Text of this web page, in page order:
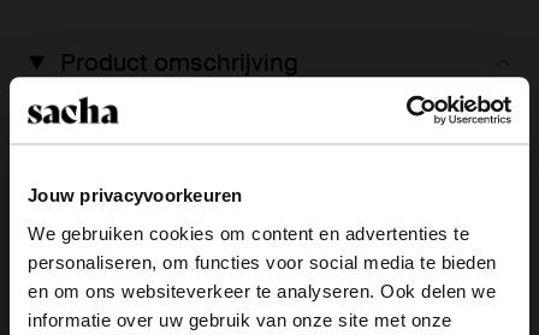
Jouw privacyvoorkeuren
We gebruiken cookies om content en advertenties te
personaliseren, om functies voor social media te bieden
en om ons websiteverkeer te analyseren. Ook delen we
informatie over uw gebruik van onze site met onze
Product omschrijving
Deze zwarte lak leren enkellaarsjes met zilverkleurige
binnenzijde. De schachthoogte van de enkellaarsjes is
15 cm en de schachtomtrek is 27 cm, gemeten bij een
maat 37.
×
View this website in English?